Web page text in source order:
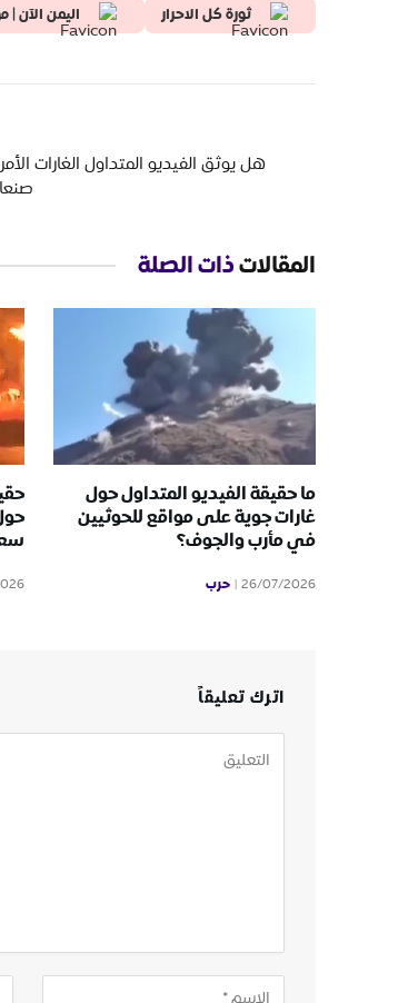
ثورة كل الاحرار
اليمن الآن
هل يوثق الفيديو المتداول الغارات
المقالاتذات الصلة
ما حقيقة الفيديو المتداول حول
غارات جوية على مواقع للحوثيين
في مأرب والجوف؟
26/07/2026 حرب
اترك تعليقاً